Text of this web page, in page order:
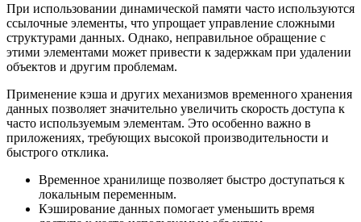
При использовании динамической памяти часто используются
ссылочные элементы, что упрощает управление сложными
структурами данных. Однако, неправильное обращение с
этими элементами может привести к задержкам при удалении
объектов и другим проблемам.
Применение кэша и других механизмов временного хранения
данных позволяет значительно увеличить скорость доступа к
часто используемым элементам. Это особенно важно в
приложениях, требующих высокой производительности и
быстрого отклика.
Временное хранилище позволяет быстро доступаться к
локальным переменным.
Кэширование данных помогает уменьшить время